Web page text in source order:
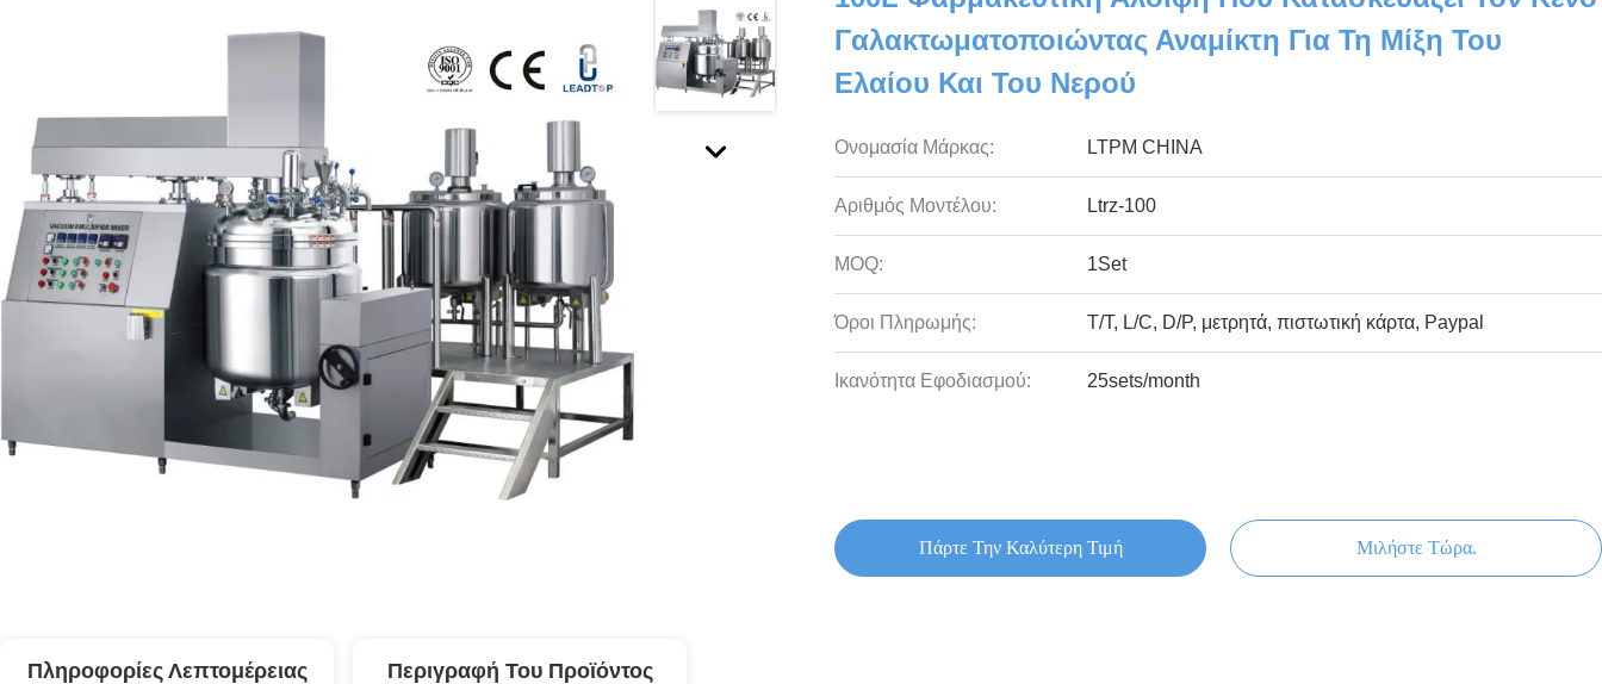
Γαλακτωματοποιώντας Αναμίκτη Για Τη Μίξη Του
Ελαίου Και Του Νερού
Ονομασία Μάρκας: LTPM CHINA
Αριθμός Μοντέλου: Ltrz-100
MOQ: 1Set
Όροι Πληρωμής: T/T, L/C, D/P, μετρητά, πιστωτική κάρτα, Paypal
Ικανότητα Εφοδιασμού: 25sets/month
Πάρτε Την Καλύτερη Τιμή Μιλήστε Τώρα.
Πληροφορίες Λεπτομέρειας Περιγραφή Του Προϊόντος